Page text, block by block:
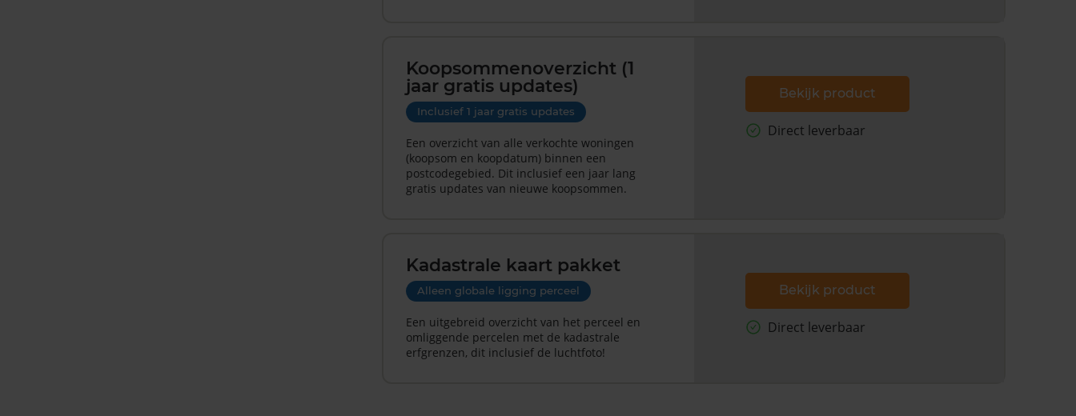
Koopsommenoverzicht (1
jaar gratis updates)
Inclusief 1 jaar gratis updates
Een overzicht van alle verkochte woningen
(koopsom en koopdatum) binnen een
postcodegebied. Dit inclusief een jaar lang
gratis updates van nieuwe koopsommen.
Bekijk product
Direct leverbaar
Kadastrale kaart pakket
Alleen globale ligging perceel
Een uitgebreid overzicht van het perceel en
omliggende percelen met de kadastrale
erfgrenzen, dit inclusief de luchtfoto!
Bekijk product
Direct leverbaar